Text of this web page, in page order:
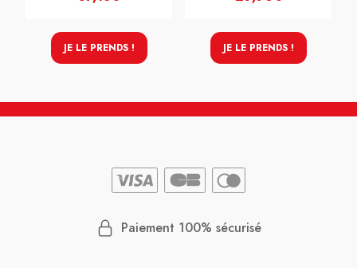
JE LE PRENDS ! JE LE PRENDS !
Paiement 100% sécurisé